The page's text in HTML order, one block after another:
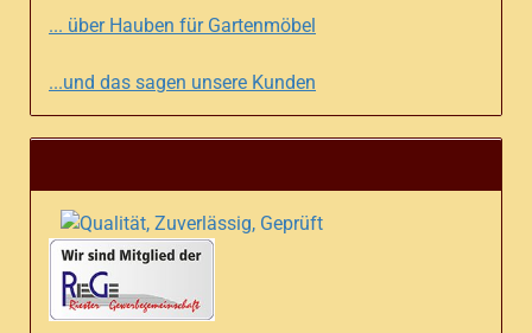
... über Hauben für Gartenmöbel
...und das sagen unsere Kunden